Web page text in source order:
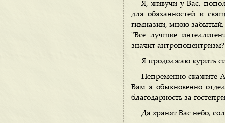
Я, живучи у Вас,
для обязанностей и
гимназии, мною
"Все лучшие
значит
Я продолжаю курить
Непременно скажите
Вам я обыкновенно
благодарность за
Да хранят Вас небо,